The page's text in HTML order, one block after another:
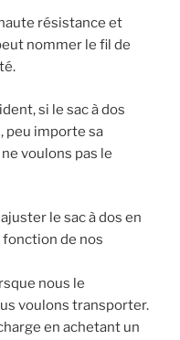
résistance et
nommer le fil de
si le sac à dos
peu importe sa
voulons pas le
le sac à dos en
fonction de nos
nous le
voulons transporter.
en achetant un